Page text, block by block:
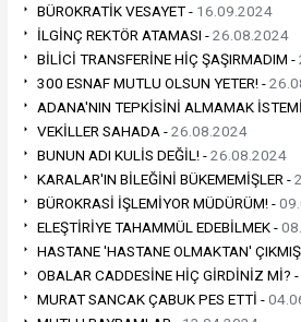
BÜROKRATİK VESAYET - 16.09.2024
İLGİNÇ REKTÖR ATAMASI -26.08.2024
BİLİCİ TRANSFERİNE HİÇ ŞAŞIRMADIM -
300 ESNAF MUTLU OLSUN YETER! -
ADANA'NIN TEPKİSİNİ ALMAMAK
VEKİLLER SAHADA -26.08.2024
BUNUN ADI KULİS DEĞİL! -26.08.2024
KARALAR'IN BİLEĞİNİ BÜKEMEMİŞLER -
BÜROKRASİ İŞLEMİYOR MÜDÜRÜM! -
ELEŞTİRİYE TAHAMMÜL EDEBİLMEK -
HASTANE 'HASTANE OLMAKTAN'
OBALAR CADDESİNE HİÇ GİRDİNİZ Mİ? -
MURAT SANCAK ÇABUK PES ETTİ -